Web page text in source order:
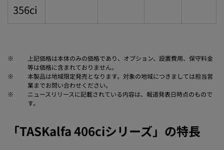
356ci
※
上記価格は本体のみの価格であり、オプション、設置費用、保守料金
等は価格に含まれておりません。
※
本製品は地域限定発売となります。対象の地域につきましては担当営
業までお問い合わせください。
※
ニュースリリースに記載されている内容は、報道発表日時点のもので
す。
「TASKalfa 406ciシリーズ」の特長